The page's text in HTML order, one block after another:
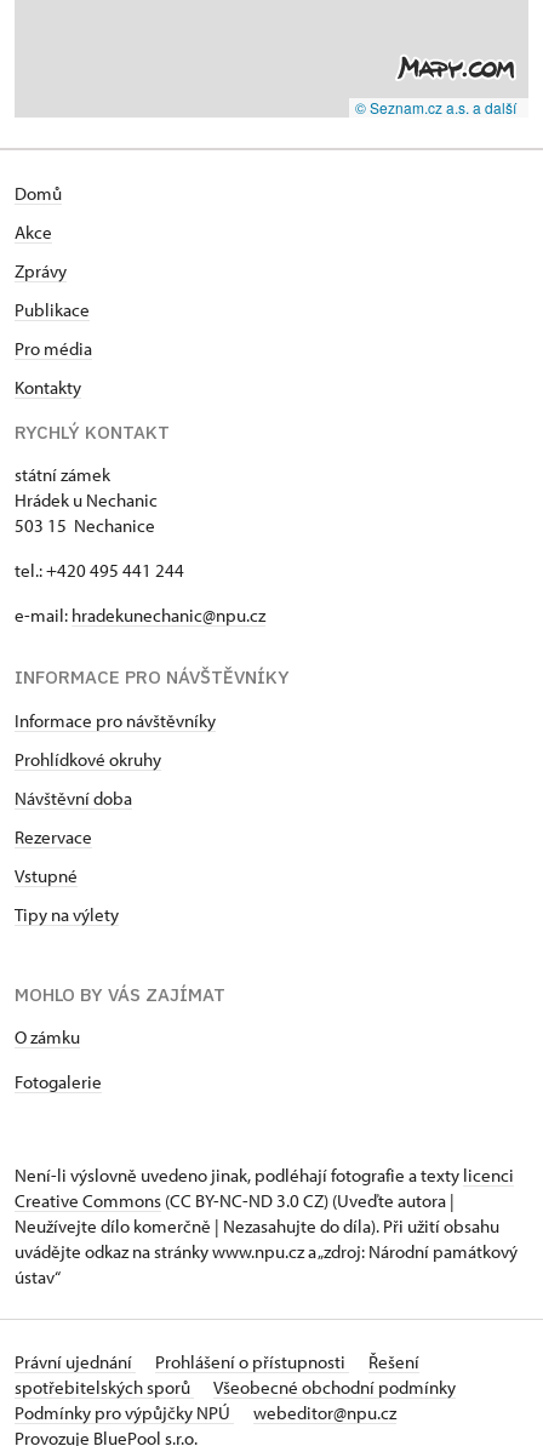
© Seznam.cz a.s. a další
Domů
Akce
Zprávy
Publikace
Pro média
Kontakty
RYCHLÝ KONTAKT
státní zámek
Hrádek u Nechanic
503 15 Nechanice
tel.: +420 495 441 244
e-mail: hradekunechanic@npu.cz
INFORMACE PRO NÁVŠTĚVNÍKY
Informace pro návštěvníky
Prohlídkové okruhy
Návštěvní doba
Rezervace
Vstupné
Tipy na výlety
MOHLO BY VÁS ZAJÍMAT
O zámku
Fotogalerie
Není-li výslovně uvedeno jinak, podléhají fotografie a texty licenci
Creative Commons (CC BY-NC-ND 3.0 CZ) (Uveďte autora |
Neužívejte dílo komerčně | Nezasahujte do díla). Při užití obsahu
uvádějte odkaz na stránky www.npu.cz a „zdroj: Národní památkový
ústav“
Právní ujednání Prohlášení o přístupnosti
Řešení
spotřebitelských sporů
Všeobecné obchodní podmínky
Podmínky pro výpůjčky NPÚ
webeditor@npu.cz
Provozuje BluePool s.r.o.